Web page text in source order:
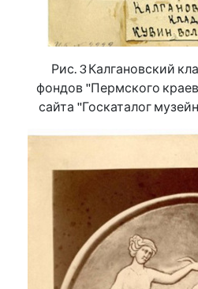
Рис. 3 Калгановский
фондов "Пермского
сайта "Госкаталог